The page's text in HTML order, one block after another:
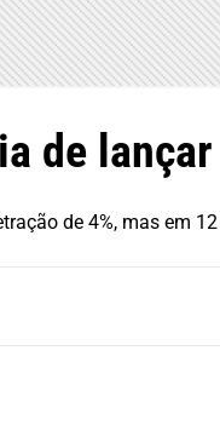
de
de 4%, mas em